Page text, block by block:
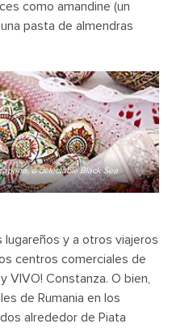
como amandine (un
pasta de almendras
a delectable Black Sea
y a otros viajeros
centros comerciales de
VIVO! Constanza. O bien,
de Rumania en los
alrededor de Piata